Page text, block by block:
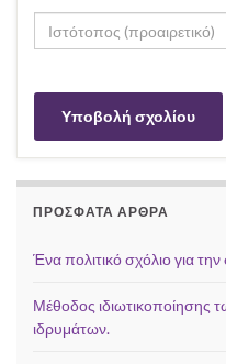
ΠΡΌΣΦΑΤΑ ΆΡΘΡΑ
Ένα πολιτικό σχόλιο για
Μέθοδος ιδιωτικοποίησης
ιδρυμάτων.